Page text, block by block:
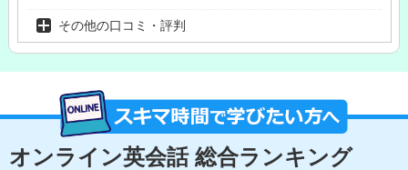
その他の口コミ・評判
オンライン英会話 総合ランキング